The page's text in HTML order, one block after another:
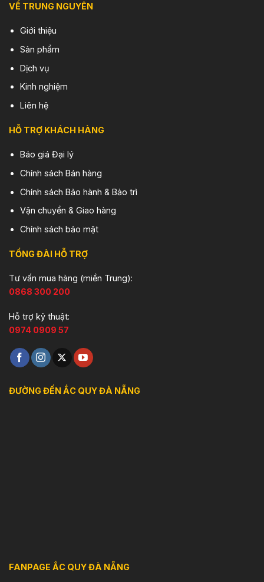
VỀ TRUNG NGUYÊN
Giới thiệu
Sản phẩm
Dịch vụ
Kinh nghiệm
Liên hệ
HỖ TRỢ KHÁCH HÀNG
Báo giá Đại lý
Chính sách Bán hàng
Chính sách Bảo hành & Bảo trì
Vận chuyển & Giao hàng
Chính sách bảo mật
TỔNG ĐÀI HỖ TRỢ
Tư vấn mua hàng (miền Trung):
0868 300 200
Hỗ trợ kỹ thuật:
0974 0909 57
ĐƯỜNG ĐẾN ẮC QUY ĐÀ NẴNG
FANPAGE ẮC QUY ĐÀ NẴNG